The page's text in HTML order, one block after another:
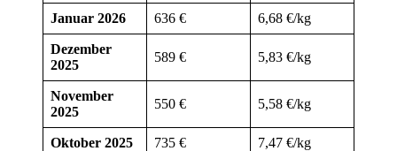
Januar 2026 636 € 6,68 €/kg
Dezember
2025
589 € 5,83 €/kg
November
2025
550 € 5,58 €/kg
Oktober 2025 735 € 7,47 €/kg